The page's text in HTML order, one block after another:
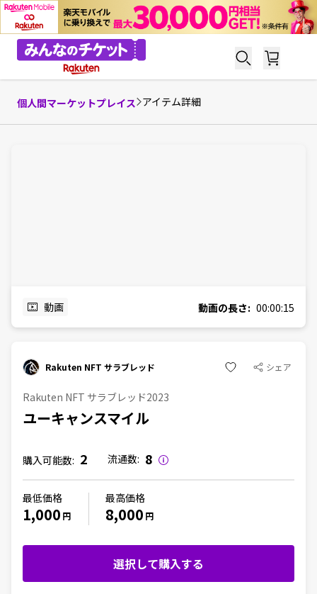
個人間マーケットプレイス アイテム詳細
動画 動画の長さ: 00:00:15
Rakuten NFT サラブレッド シェア
Rakuten NFT サラブレッド2023
ユーキャンスマイル
購入可能数: 2 流通数: 8
最低価格
1,000 円
最高価格
8,000 円
選択して購入する